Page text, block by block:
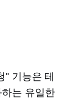
" 기능은 테
는 유일한